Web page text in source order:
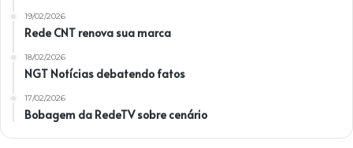
19/02/2026
Rede CNT renova sua marca
18/02/2026
NGT Notícias debatendo fatos
17/02/2026
Bobagem da RedeTV sobre cenário